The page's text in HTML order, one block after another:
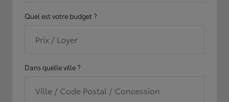
Quel est votre budget ?
Prix / Loyer
Dans quelle ville ?
Ville / Code Postal / Concession